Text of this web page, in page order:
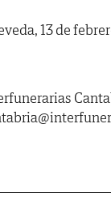
13 de